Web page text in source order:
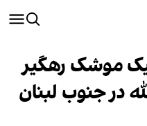
موشک رهگیر
در جنوب لبنان